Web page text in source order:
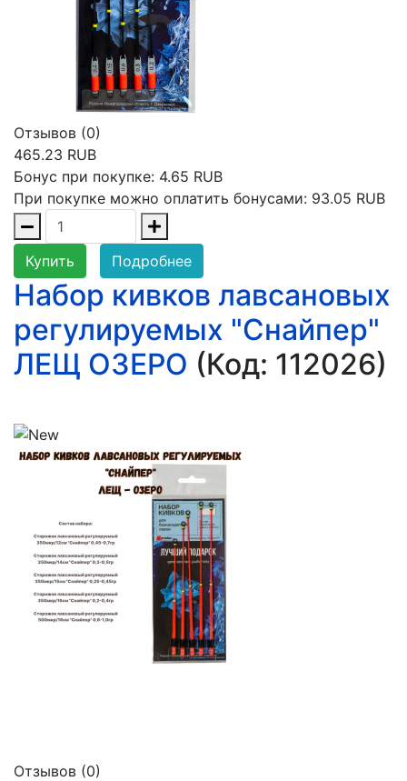
Отзывов (0)
465.23 RUB
Бонус при покупке: 4.65 RUB
При покупке можно оплатить бонусами: 93.05 RUB
Купить Подробнее
Набор кивков лавсановых
регулируемых "Снайпер"
ЛЕЩ ОЗЕРО (Код: 112026)
Отзывов (0)